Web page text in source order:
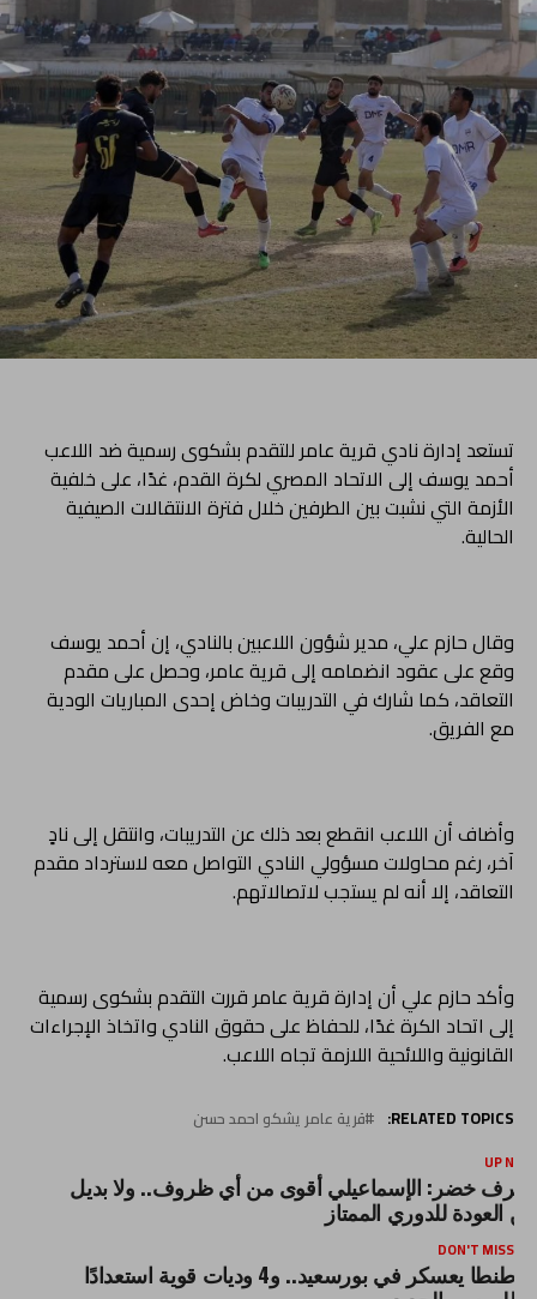
تستعد إدارة نادي قرية عامر للتقدم بشكوى رسمية ضد اللاعب
أحمد يوسف إلى الاتحاد المصري لكرة القدم، غدًا، على خلفية
الأزمة التي نشبت بين الطرفين خلال فترة الانتقالات الصيفية
الحالية.
وقال حازم علي، مدير شؤون اللاعبين بالنادي، إن أحمد يوسف
وقع على عقود انضمامه إلى قرية عامر، وحصل على مقدم
التعاقد، كما شارك في التدريبات وخاض إحدى المباريات الودية
مع الفريق.
وأضاف أن اللاعب انقطع بعد ذلك عن التدريبات، وانتقل إلى نادٍ
آخر، رغم محاولات مسؤولي النادي التواصل معه لاسترداد مقدم
التعاقد، إلا أنه لم يستجب لاتصالاتهم.
وأكد حازم علي أن إدارة قرية عامر قررت التقدم بشكوى رسمية
إلى اتحاد الكرة غدًا، للحفاظ على حقوق النادي واتخاذ الإجراءات
القانونية واللائحية اللازمة تجاه اللاعب.
RELATED TOPICS: قرية عامر يشكو احمد حسن
UP
خضر: الإسماعيلي أقوى من أي ظروف.. ولا بديل
العودة للدوري الممتاز
DON'T MISS
طنطا يعسكر في بورسعيد.. و4 وديات قوية استعدادًا